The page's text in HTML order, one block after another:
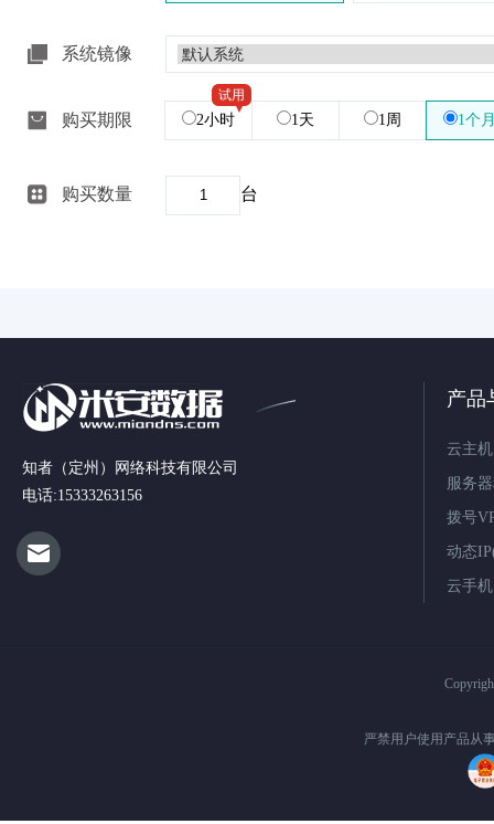
系统镜像
购买期限 2小时
试用
1天 1周 1个
购买数量 台
知者（定州）网络科技有限公司
电话:15333263156
产品
云主机
服务
拨号
动态
云手机
严禁用户使用产品从